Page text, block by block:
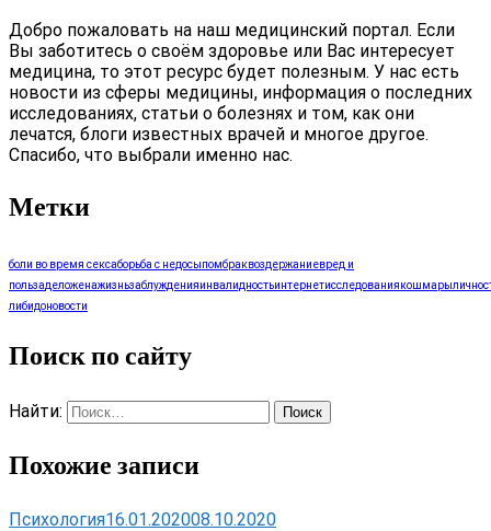
Добро пожаловать на наш медицинский портал. Если
Вы заботитесь о своём здоровье или Вас интересует
медицина, то этот ресурс будет полезным. У нас есть
новости из сферы медицины, информация о последних
исследованиях, статьи о болезнях и том, как они
лечатся, блоги известных врачей и многое другое.
Спасибо, что выбрали именно нас.
Метки
боли во время сексаборьба с недосыпомбраквоздержаниевред и
пользаделоженажизньзаблужденияинвалидностьинтернетисследованиякошмары
либидоновости
Поиск по сайту
Найти:
Похожие записи
Психология16.01.202008.10.2020